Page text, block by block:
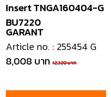
GARANT
Insert TNGA160404-G
BU7220
Article no. : 255454 G
8,008 บาท 12,320 บาท